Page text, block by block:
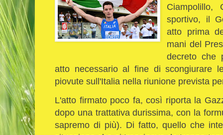
Ciampolillo,
sportivo, il
atto prima
mani del
decreto che
atto necessario al fine di scongiurare
piovute sull'Italia nella riunione prevista
L'atto firmato poco fa, così riporta la
dopo una trattativa durissima, con la
sapremo di più). Di fatto, quello che